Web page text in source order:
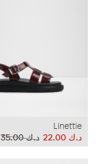
Linettie
د.ك‏ 35.00
د.ك‏ 22.00